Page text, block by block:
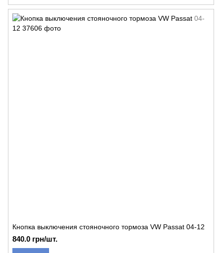
Кнопка выключения стояночного тормоза VW Passat 04-12
840.0 грн/шт.